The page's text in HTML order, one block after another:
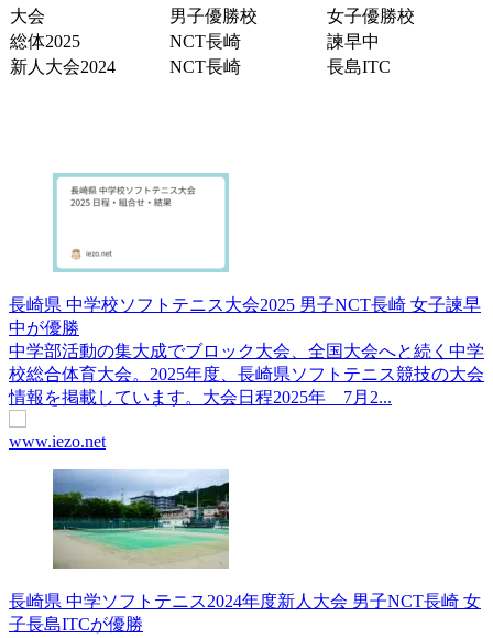
大会 男子優勝校
女子優勝校
総体2025
NCT長崎
諫早中
新人大会2024
NCT長崎 長島ITC
長崎県 中学校ソフトテニス大会2025 男子NCT長崎 女子諫早
中が優勝
中学部活動の集大成でブロック大会、全国大会へと続く中学
校総合体育大会。2025年度、長崎県ソフトテニス競技の大会
情報を掲載しています。大会日程2025年 7月2...
www.iezo.net
長崎県 中学ソフトテニス2024年度新人大会 男子NCT長崎 女
子長島ITCが優勝